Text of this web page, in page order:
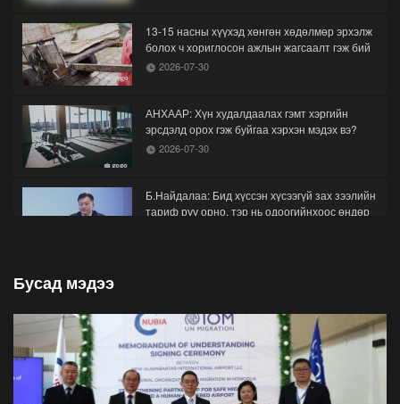
13-15 насны хүүхэд хөнгөн хөдөлмөр эрхэлж
болох ч хориглосон ажлын жагсаалт гэж бий
2026-07-30
АНХААР: Хүн худалдаалах гэмт хэргийн
эрсдэлд орох гэж буйгаа хэрхэн мэдэх вэ?
2026-07-30
Б.Найдалаа: Бид хүссэн хүсээгүй зах зээлийн
тариф руу орно, тэр нь одоогийнхоос өндөр
2026-07-22
С.Амарсайхан: Фэйсбүүкээр ангийн групп чат
нээдэг, үүгээр даалгавраа өгдгийг зогсоож,
хаана
Бусад мэдээ